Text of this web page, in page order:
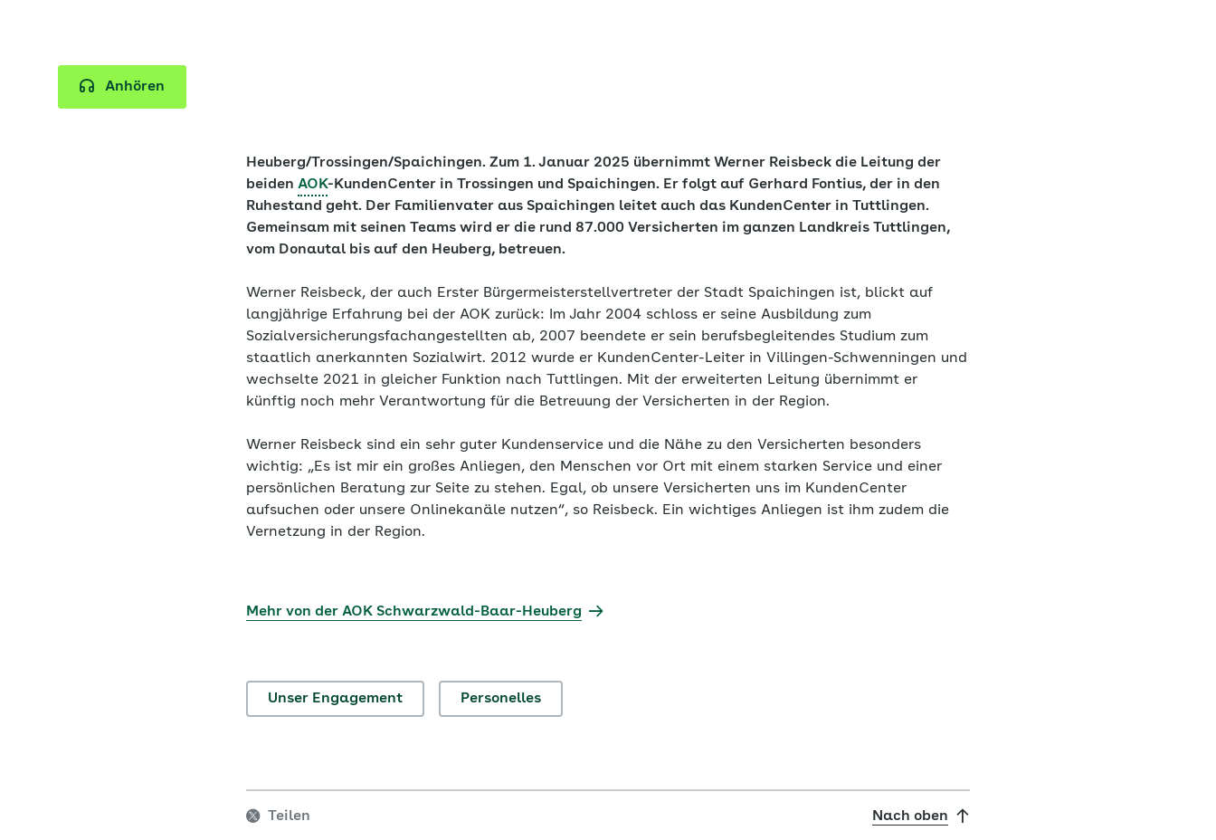
Anhören
Heuberg/Trossingen/Spaichingen. Zum 1. Januar 2025 übernimmt Werner Reisbeck die Leitung der
beiden AOK-KundenCenter in Trossingen und Spaichingen. Er folgt auf Gerhard Fontius, der in den
Ruhestand geht. Der Familienvater aus Spaichingen leitet auch das KundenCenter in Tuttlingen.
Gemeinsam mit seinen Teams wird er die rund 87.000 Versicherten im ganzen Landkreis Tuttlingen,
vom Donautal bis auf den Heuberg, betreuen.
Werner Reisbeck, der auch Erster Bürgermeisterstellvertreter der Stadt Spaichingen ist, blickt auf
langjährige Erfahrung bei der AOK zurück: Im Jahr 2004 schloss er seine Ausbildung zum
Sozialversicherungsfachangestellten ab, 2007 beendete er sein berufsbegleitendes Studium zum
staatlich anerkannten Sozialwirt. 2012 wurde er KundenCenter-Leiter in Villingen-Schwenningen und
wechselte 2021 in gleicher Funktion nach Tuttlingen. Mit der erweiterten Leitung übernimmt er
künftig noch mehr Verantwortung für die Betreuung der Versicherten in der Region.
Werner Reisbeck sind ein sehr guter Kundenservice und die Nähe zu den Versicherten besonders
wichtig: „Es ist mir ein großes Anliegen, den Menschen vor Ort mit einem starken Service und einer
persönlichen Beratung zur Seite zu stehen. Egal, ob unsere Versicherten uns im KundenCenter
aufsuchen oder unsere Onlinekanäle nutzen“, so Reisbeck. Ein wichtiges Anliegen ist ihm zudem die
Vernetzung in der Region.
Mehr von der AOK Schwarzwald-Baar-Heuberg
Unser Engagement Personelles
Teilen Nach oben